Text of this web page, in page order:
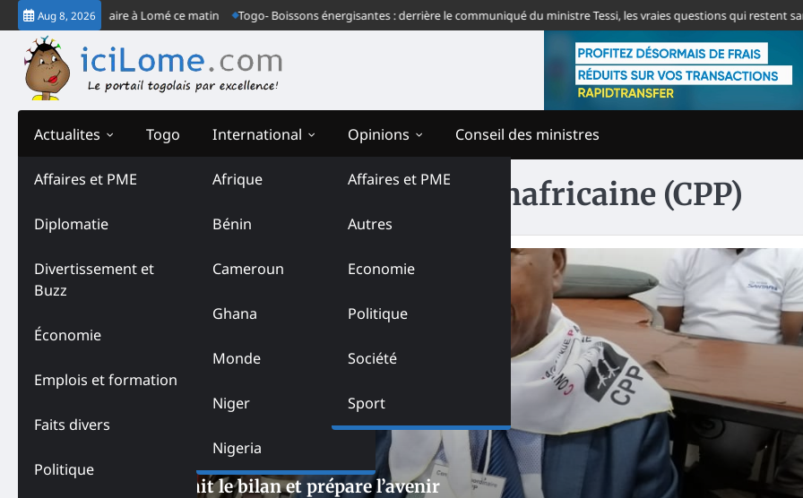
Skip
to
content
Aug 8, 2026
congrès ordinaire à Lomé ce matin Togo- Boissons énergisantes : derrière le communiqué du ministre Tessi, les vraies questions qui restent sans
Actualites
Affaires et PME
Diplomatie
Divertissement et
Buzz
Économie
Emplois et formation
Faits divers
Politique
Togo International
Afrique
Bénin
Cameroun
Ghana
Monde
Niger
Nigeria
Opinions
Affaires et PME
Autres
Economie
Politique
Société
Sport
Conseil des ministres
Tag:Convergence Patriotique Panafricaine (CPP)
ACTUALITES
Togo – La CPP fait le bilan et prépare l’avenir